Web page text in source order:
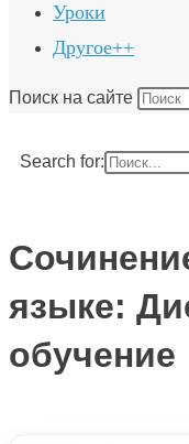
Уроки
Другое++
Поиск на сайте
Search for:
языке:
обучение